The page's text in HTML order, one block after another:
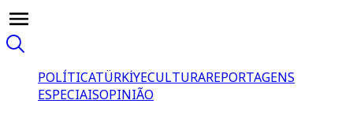
POLÍTICATÜRKİYECULTURAREPORTAGENS
ESPECIAISOPINIÃO